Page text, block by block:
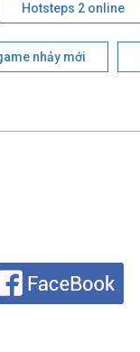
Hotsteps 2 online
nhảy mới